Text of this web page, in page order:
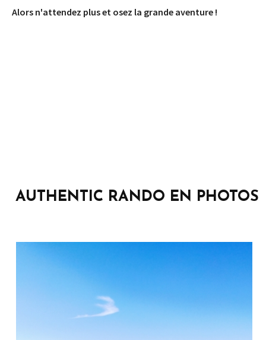
Alors n'attendez plus et osez la grande aventure !
AUTHENTIC RANDO EN PHOTOS